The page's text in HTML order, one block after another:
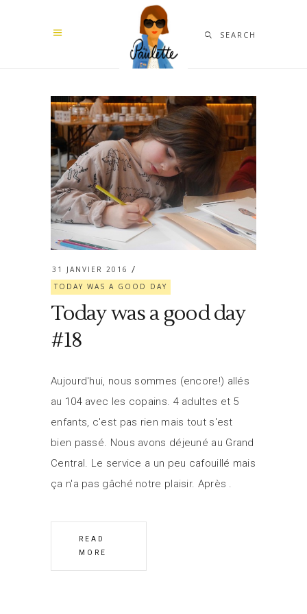
SEARCH
31 JANVIER 2016
TODAY WAS A GOOD DAY
Today was a good day
#18
Aujourd'hui, nous sommes (encore!) allés
au 104 avec les copains. 4 adultes et 5
enfants, c'est pas rien mais tout s'est
bien passé. Nous avons déjeuné au Grand
Central. Le service a un peu cafouillé mais
ça n'a pas gâché notre plaisir. Après
READ
MORE